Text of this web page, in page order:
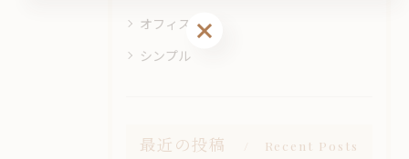
オフィス
シンプル
最近の投稿 Recent Posts
ご予約はこちら